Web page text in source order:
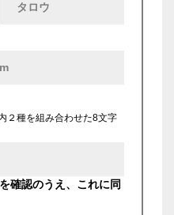
２種を組み合わせた8文字
確認のうえ、これに同